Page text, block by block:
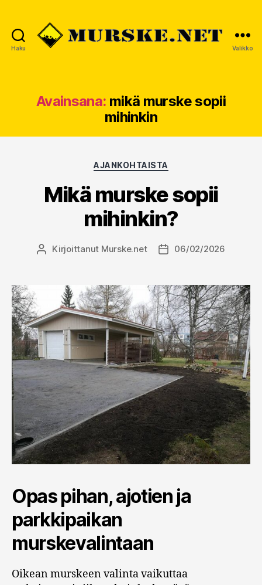
Haku Valikko
Avainsana: mikä murske sopii
mihinkin
Kategoriat
AJANKOHTAISTA
Mikä murske sopii
mihinkin?
Kirjoittaja
Kirjoittanut Murske.net Julkaisupäivämäärä
06/02/2026
Opas pihan, ajotien ja
parkkipaikan
murskevalintaan
Oikean murskeen valinta vaikuttaa